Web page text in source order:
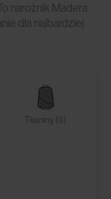
narożnik Madera
dla najbardziej
Tkaniny (9)